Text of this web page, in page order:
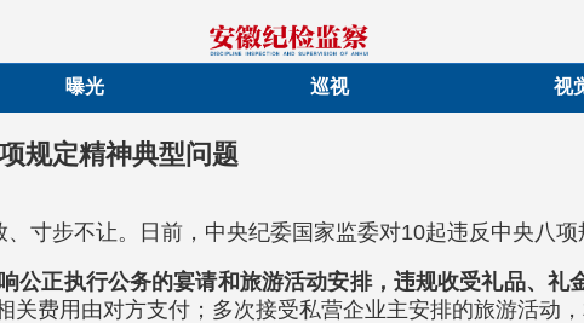
曝光 巡视 视
规定精神典型问题
寸步不让。日前，中央纪委国家监委对10起违反中央八
正执行公务的宴请和旅游活动安排，违规收受礼品、礼
费用由对方支付；多次接受私营企业主安排的旅游活动